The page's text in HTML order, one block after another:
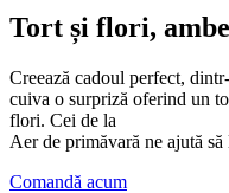
Tort și flori,
Creează cadoul perfect,
cuiva o surpriză oferind un
flori. Cei de la
Aer de primăvară ne ajută
Comandă acum